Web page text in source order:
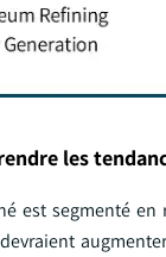
les
est segmenté